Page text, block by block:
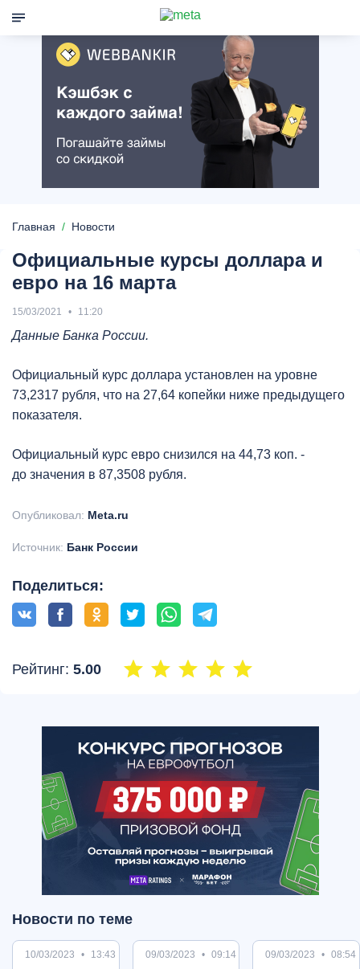
Главная Новости
Официальные курсы доллара и
евро на 16 марта
15/03/2021 11:20
Данные Банка России.
Официальный курс доллара установлен на уровне
73,2317 рубля, что на 27,64 копейки ниже предыдущего
показателя.
Официальный курс евро снизился на 44,73 коп. -
до значения в 87,3508 рубля.
Опубликовал: Meta.ru
Источник: Банк России
Поделиться:
Рейтинг: 5.00
Новости по теме
10/03/2023 13:43 09/03/2023 09:14 09/03/2023 08:54